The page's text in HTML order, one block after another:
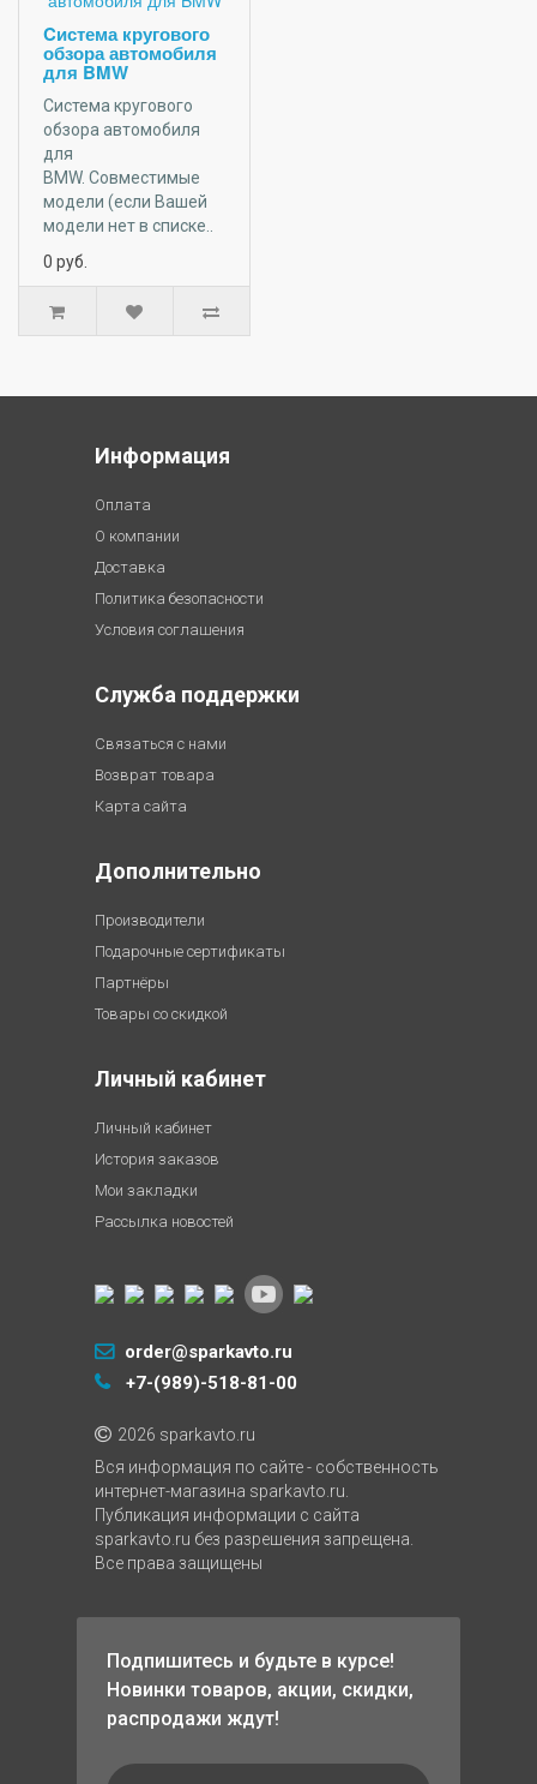
Cистема кругового
обзора автомобиля
для BMW
Cистема кругового
обзора автомобиля
для
BMW. Совместимые
модели (если Вашей
модели нет в списке..
0 руб.
Информация
Оплата
О компании
Доставка
Политика безопасности
Условия соглашения
Служба поддержки
Связаться с нами
Возврат товара
Карта сайта
Дополнительно
Производители
Подарочные сертификаты
Партнёры
Товары со скидкой
Личный кабинет
Личный кабинет
История заказов
Мои закладки
Рассылка новостей
order@sparkavto.ru
+7-(989)-518-81-00
2026 sparkavto.ru
Вся информация по сайте - собственность
интернет-магазина sparkavto.ru.
Публикация информации с сайта
sparkavto.ru без разрешения запрещена.
Все права защищены
Подпишитесь и будьте в курсе!
Новинки товаров, акции, скидки,
распродажи ждут!